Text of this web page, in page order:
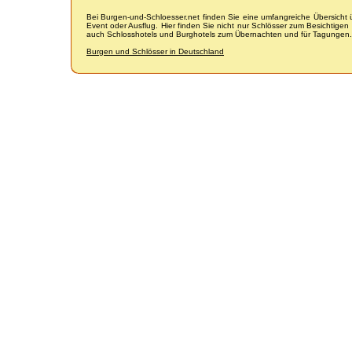
Bei Burgen-und-Schloesser.net finden Sie eine umfangreiche
Event oder Ausflug. Hier finden Sie nicht nur Schlösser zum
auch Schlosshotels und Burghotels zum Übernachten und für Tagungen.
Burgen und Schlösser in Deutschland